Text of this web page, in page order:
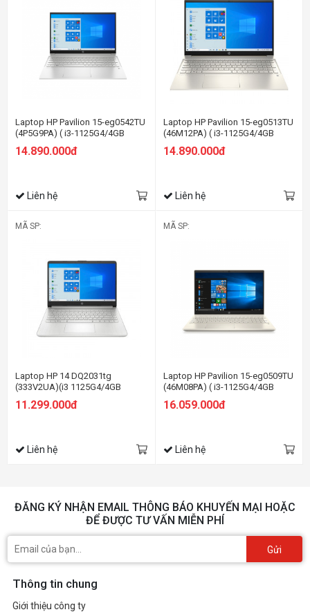
Laptop HP Pavilion 15-eg0542TU
(4P5G9PA) ( i3-1125G4/4GB
FHD/Win11/Bạc)
14.890.000đ
Liên hệ
Laptop HP Pavilion 15-eg0513TU
(46M12PA) ( i3-1125G4/4GB
FHD/Win11/Vàng)
14.890.000đ
Liên hệ
MÃ SP:
Laptop HP 14 DQ2031tg
(333V2UA)(i3 1125G4/4GB
RAM/128GB SSD/14
FHD/Win/Bạc)
11.299.000đ
Liên hệ
MÃ SP:
Laptop HP Pavilion 15-eg0509TU
(46M08PA) ( i3-1125G4/4GB
RAM/512GB SSD/15.6
FHD/Win10/Vàng)
16.059.000đ
Liên hệ
ĐĂNG KÝ NHẬN EMAIL THÔNG BÁO KHUYẾN MẠI HOẶC
ĐỂ ĐƯỢC TƯ VẤN MIỄN PHÍ
Gửi
Thông tin chung
Giới thiệu công ty